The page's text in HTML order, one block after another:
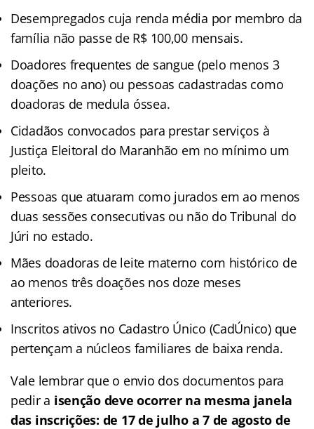
Desempregados cuja renda média por membro da
família não passe de R$ 100,00 mensais.
Doadores frequentes de sangue (pelo menos 3
doações no ano) ou pessoas cadastradas como
doadoras de medula óssea.
Cidadãos convocados para prestar serviços à
Justiça Eleitoral do Maranhão em no mínimo um
pleito.
Pessoas que atuaram como jurados em ao menos
duas sessões consecutivas ou não do Tribunal do
Júri no estado.
Mães doadoras de leite materno com histórico de
ao menos três doações nos doze meses
anteriores.
Inscritos ativos no Cadastro Único (CadÚnico) que
pertençam a núcleos familiares de baixa renda.
Vale lembrar que o envio dos documentos para
pedir a isenção deve ocorrer na mesma janela
das inscrições: de 17 de julho a 7 de agosto de